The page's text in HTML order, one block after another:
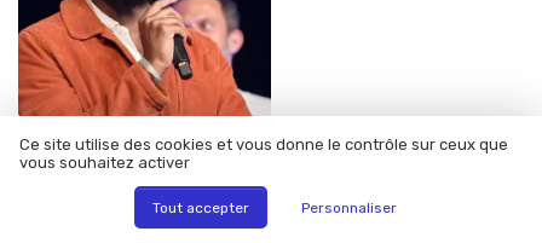
Interview • 18/12/2025
Interview de Jean Eudes
Yahouedeou de Seeqle :
L'impact de l'IA sur la
communication RH moderne
Ce site utilise des cookies et vous donne le contrôle sur ceux que
vous souhaitez activer
Tout accepter Personnaliser